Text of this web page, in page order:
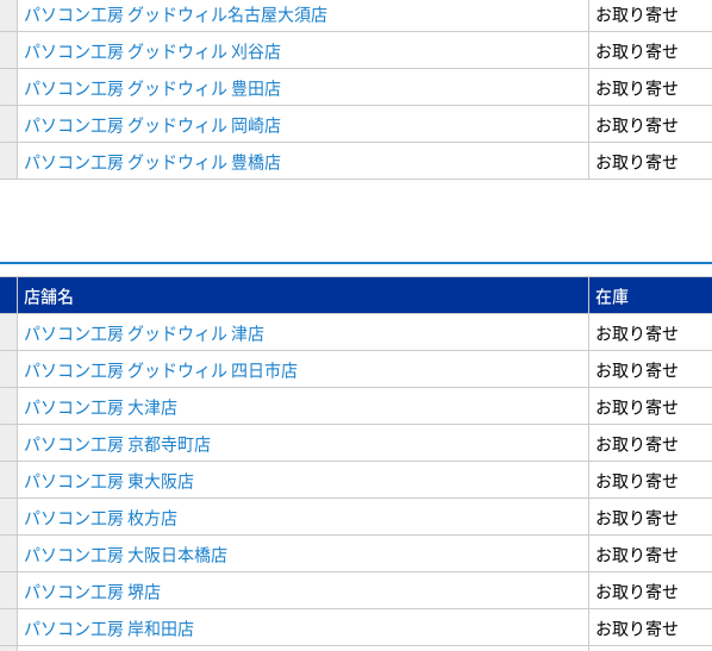
パソコン工房 グッドウィル名古屋大須店
お取り寄せ
パソコン工房 グッドウィル 刈谷店
お取り寄せ
パソコン工房 グッドウィル 豊田店
お取り寄せ
パソコン工房 グッドウィル 岡崎店
お取り寄せ
パソコン工房 グッドウィル 豊橋店 お取り寄せ
店舗名
在庫
パソコン工房 グッドウィル 津店
お取り寄せ
パソコン工房 グッドウィル 四日市店
お取り寄せ
パソコン工房 大津店
お取り寄せ
パソコン工房 京都寺町店
お取り寄せ
パソコン工房 東大阪店
お取り寄せ
パソコン工房 枚方店
お取り寄せ
パソコン工房 大阪日本橋店
お取り寄せ
パソコン工房 堺店
お取り寄せ
パソコン工房 岸和田店
お取り寄せ